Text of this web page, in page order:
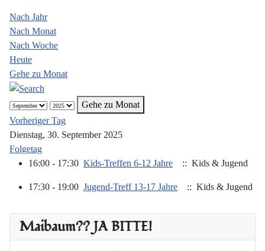
Maibaum?? JA BITTE!
Nach Jahr
Nach Monat
Nach Woche
Heute
Gehe zu Monat
Gehe zu Monat
Vorheriger Tag
Dienstag, 30. September 2025
Folgetag
16:00 - 17:30 Kids-Treffen 6-12 Jahre :: Kids & Jugend
17:30 - 19:00 Jugend-Treff 13-17 Jahre :: Kids & Jugend